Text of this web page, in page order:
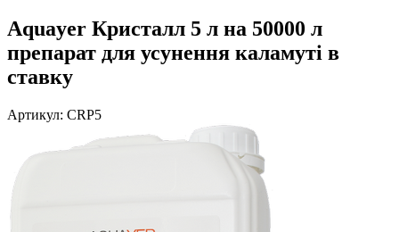
Aquayer Кристалл 5 л на 50000 л
препарат для усунення каламуті в
ставку
Артикул: CRP5